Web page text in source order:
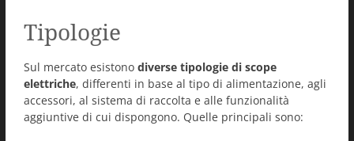
Tipologie
Sul mercato esistono diverse tipologie di scope
elettriche, differenti in base al tipo di alimentazione, agli
accessori, al sistema di raccolta e alle funzionalità
aggiuntive di cui dispongono. Quelle principali sono: